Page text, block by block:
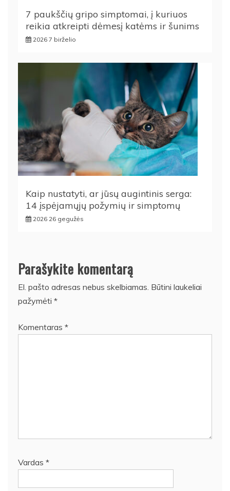
7 paukščių gripo simptomai, į kuriuos
reikia atkreipti dėmesį katėms ir šunims
2026 7 birželio
Kaip nustatyti, ar jūsų augintinis serga:
14 įspėjamųjų požymių ir simptomų
2026 26 gegužės
Parašykite komentarą
El. pašto adresas nebus skelbiamas. Būtini laukeliai
pažymėti *
Komentaras *
Vardas *